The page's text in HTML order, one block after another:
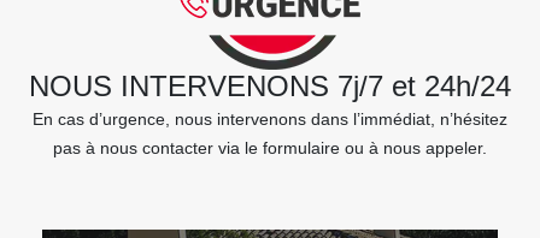
NOUS INTERVENONS 7j/7 et 24h/24
En cas d’urgence, nous intervenons dans l’immédiat, n’hésitez
pas à nous contacter via le formulaire ou à nous appeler.